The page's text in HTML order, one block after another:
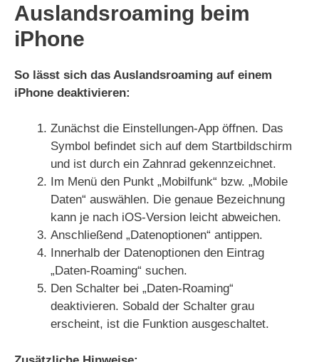
Auslandsroaming beim
iPhone
So lässt sich das Auslandsroaming auf einem
iPhone deaktivieren:
Zunächst die Einstellungen-App öffnen. Das
Symbol befindet sich auf dem Startbildschirm
und ist durch ein Zahnrad gekennzeichnet.
Im Menü den Punkt „Mobilfunk“ bzw. „Mobile
Daten“ auswählen. Die genaue Bezeichnung
kann je nach iOS-Version leicht abweichen.
Anschließend „Datenoptionen“ antippen.
Innerhalb der Datenoptionen den Eintrag
„Daten-Roaming“ suchen.
Den Schalter bei „Daten-Roaming“
deaktivieren. Sobald der Schalter grau
erscheint, ist die Funktion ausgeschaltet.